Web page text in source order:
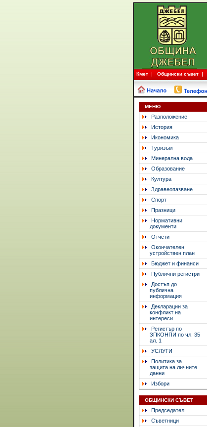
Кмет Общински съвет
МЕНЮ
Разположение
История
Икономика
Туризъм
Минерална вода
Образование
Култура
Здравеопазване
Спорт
Празници
Нормативни
документи
Отчети
Окончателен
устройствен план
Бюджет и финанси
Публични регистри
Достъп до
публична
информация
Декларации за
конфликт на
интереси
Регистър по
ЗПКОНПИ по чл. 35
ал. 1
УСЛУГИ
Политика за
защита на личните
данни
Избори
ОБЩИНСКИ СЪВЕТ
Председател
Съветници